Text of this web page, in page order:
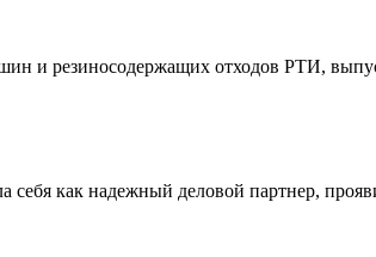
и резиносодержащих отходов РТИ,
как надежный деловой партнер,